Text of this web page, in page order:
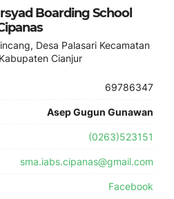
Boarding School
Desa Palasari Kecamatan
Cianjur
69786347
Asep Gugun Gunawan
(0263)523151
sma.iabs.cipanas@gmail.com
Facebook